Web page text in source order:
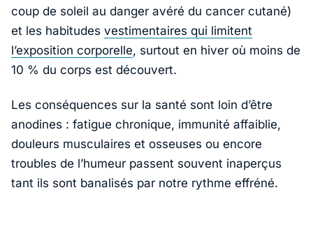
coup de soleil au danger avéré du cancer cutané)
et les habitudes vestimentaires qui limitent
l’exposition corporelle, surtout en hiver où moins de
10 % du corps est découvert.
Les conséquences sur la santé sont loin d’être
anodines : fatigue chronique, immunité affaiblie,
douleurs musculaires et osseuses ou encore
troubles de l’humeur passent souvent inaperçus
tant ils sont banalisés par notre rythme effréné.